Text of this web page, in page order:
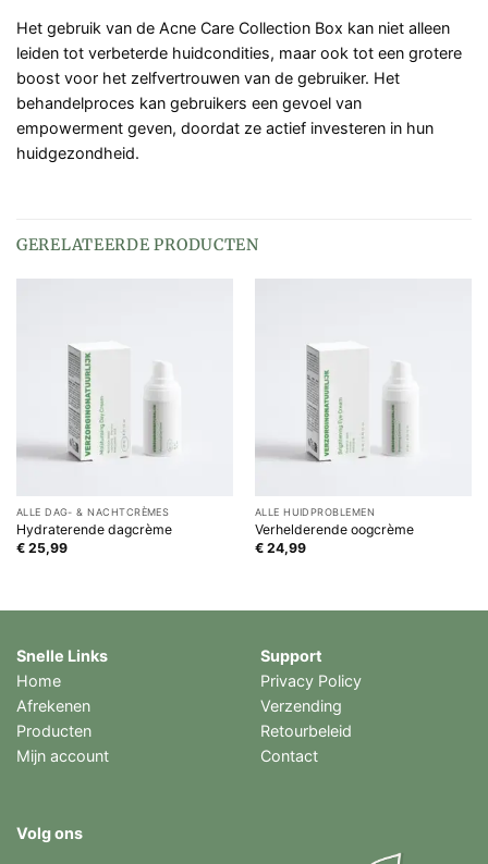
Het gebruik van de Acne Care Collection Box kan niet alleen
leiden tot verbeterde huidcondities, maar ook tot een grotere
boost voor het zelfvertrouwen van de gebruiker. Het
behandelproces kan gebruikers een gevoel van
empowerment geven, doordat ze actief investeren in hun
huidgezondheid.
GERELATEERDE PRODUCTEN
ALLE DAG- & NACHTCRÈMES
Hydraterende dagcrème
€25,99
ALLE HUIDPROBLEMEN
Verhelderende oogcrème
€24,99
Snelle Links
Home
Afrekenen
Producten
Mijn account
Support
Privacy Policy
Verzending
Retourbeleid
Contact
Volg ons